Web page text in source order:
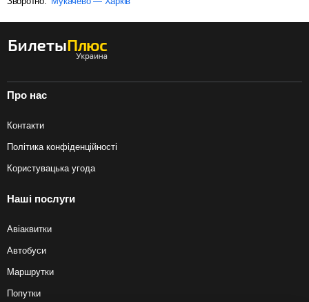
Про нас
Контакти
Політика конфіденційності
Користувацька угода
Наші послуги
Авіаквитки
Автобуси
Маршрутки
Попутки